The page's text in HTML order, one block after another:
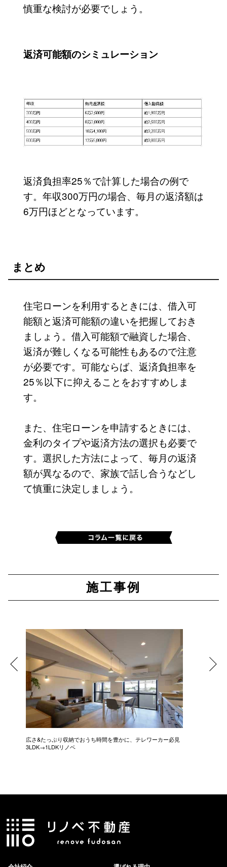
慎重な検討が必要でしょう。
返済可能額のシミュレーション
返済負担率25％で計算した場合の例で
す。年収300万円の場合、毎月の返済額は
6万円ほどとなっています。
まとめ
住宅ローンを利用するときには、借入可
能額と返済可能額の違いを把握しておき
ましょう。借入可能額で融資した場合、
返済が難しくなる可能性もあるので注意
が必要です。可能ならば、返済負担率を
25％以下に抑えることをおすすめしま
す。
また、住宅ローンを申請するときには、
金利のタイプや返済方法の選択も必要で
す。選択した方法によって、毎月の返済
額が異なるので、家族で話し合うなどし
て慎重に決定しましょう。
施工事例
広さ&たっぷり収納でおうち時間を豊かに、テレワーカー必見
3LDK→1LDKリノベ